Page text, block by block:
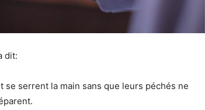
dit:
se serrent la main sans que leurs péchés ne